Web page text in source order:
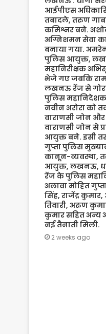
आईपीएस
तबादले, तरुण
कमिश्नर बने.
अग्निशमन सेवा
बनाया गया.
पुलिस आयुक्त,
महानिरीक्षक
भेजे गए जबकि
लखनऊ रेंज से
पुलिस महानिदेशक
नवीन अरोरा को
वाराणसी जोन और
वाराणसी जोन से
आयुक्त बने. इसी
गुप्ता पुलिस
कानून-व्यवस्था,
आयुक्त, लखनऊ,
रेंज के पुलिस
अलावा मोहित
सिंह, राजेंद्र
तिवारी, अरुण
कुमार सहित अन्य
नई तैनाती मिली.
2 weeks ago